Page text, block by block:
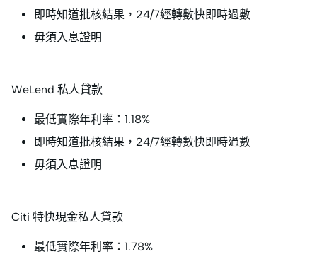
即時知道批核結果，24/7經轉數快即時過數
毋須入息證明
WeLend 私人貸款
最低實際年利率：1.18%
即時知道批核結果，24/7經轉數快即時過數
毋須入息證明
Citi 特快現金私人貸款
最低實際年利率：1.78%